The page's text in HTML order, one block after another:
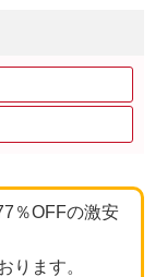
％OFFの激安
ります。